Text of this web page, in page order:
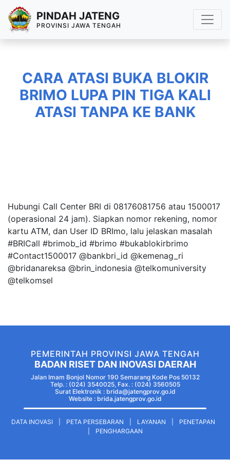
PINDAH JATENG
PROVINSI JAWA TENGAH
CARA ATASI BUKA BLOKIR
BRIMO LUPA PIN TIGA KALI
ATASI TANPA KE BANK
Hubungi Call Center BRI di 08176081756 atau 1500017
(operasional 24 jam). Siapkan nomor rekening, nomor
kartu ATM, dan User ID BRImo, lalu jelaskan masalah
#BRICall #brimob_id #brimo #bukablokirbrimo
#Contact1500017 @bankbri_id @kemenag_ri
@bridanareksa @brin_indonesia @telkomuniversity
@telkomsel
PEMERINTAH PROVINSI JAWA TENGAH
BADAN RISET DAN INOVASI DAERAH
Jalan Imam Bonjol Nomor 190 Semarang Kode Pos 50132
Telp. : (024) 3540025, Fax. : (024) 3560505
Surat Elektronik : brida@jatengprov.go.id
Website : brida.jatengprov.go.id
DATA INOVASI PETA PERSEBARAN LAYANAN
PENETAPAN
PENGHARGAAN